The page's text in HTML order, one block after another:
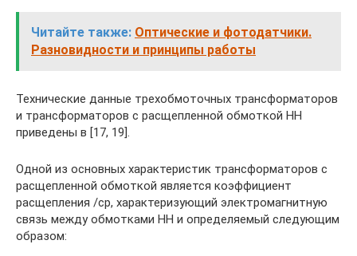
Читайте также: Оптические и фотодатчики.
Разновидности и принципы работы
Технические данные трехобмоточных трансформаторов
и трансформаторов с расщепленной обмоткой НН
приведены в [17, 19].
Одной из основных характеристик трансформаторов с
расщепленной обмоткой является коэффициент
расщепления /ср, характеризующий электромагнитную
связь между обмотками НН и определяемый следующим
образом: